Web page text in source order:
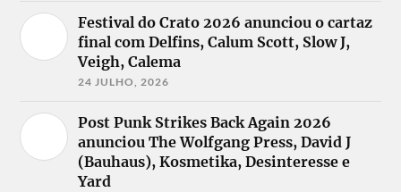
Festival do Crato 2026 anunciou o cartaz
final com Delfins, Calum Scott, Slow J,
Veigh, Calema
24 JULHO, 2026
Post Punk Strikes Back Again 2026
anunciou The Wolfgang Press, David J
(Bauhaus), Kosmetika, Desinteresse e
Yard